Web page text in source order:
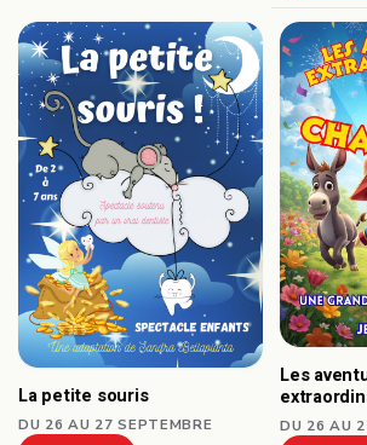
La petite souris
DU 26 AU 27 SEPTEMBRE
Les
DU 26 AU